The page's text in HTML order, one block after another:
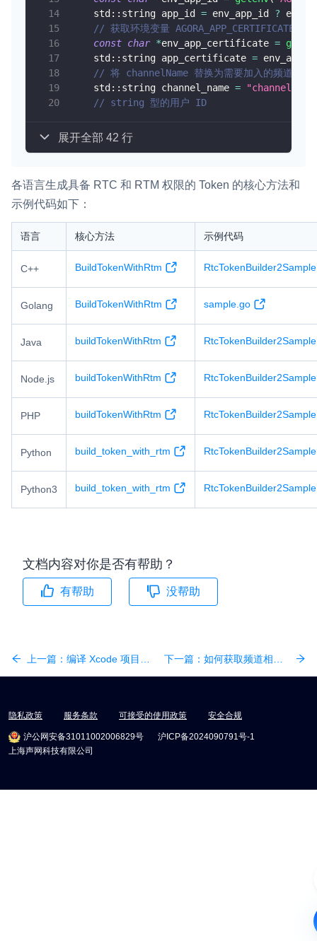
    std
:: string app_id = env_app_id ?
// 获取环境变量 AGORA_APP_CERTIFICATE
const char *env_app_certificate =
    std
:: string app_certificate =
// 将 channelName 替换为需要加入的频道名
    std
:: string channel_name =
// string 型的用户 ID
展开全部 42 行
各语言生成具备 RTC 和 RTM 权限的 Token 的核心方法和
示例代码如下：
语言 核心方法 示例代码
C++ BuildTokenWithRtm
Golang BuildTokenWithRtm sample.go
Java buildTokenWithRtm
Node.js buildTokenWithRtm
PHP buildTokenWithRtm
Python build_token_with_rtm
Python3 build_token_with_rtm
文档内容对你是否有帮助？
有帮助 没帮助
上一篇： 下一篇：
隐私政策 服务条款 可接受的使用政策 安全合规
沪公网安备31011002006829号
沪ICP备2024090791号-1
上海声网科技有限公司